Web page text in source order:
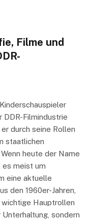
Filme und
DDR-Filmindustrie
durch seine Rollen
staatlichen
heute der Name
es meist um
eine aktuelle
den 1960er-Jahren,
Hauptrollen
sondern